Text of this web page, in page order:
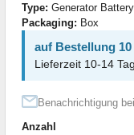
Type: Generator Battery
Packaging: Box
auf Bestellung
Lieferzeit 10-14
Benachrichtigung
Anzahl